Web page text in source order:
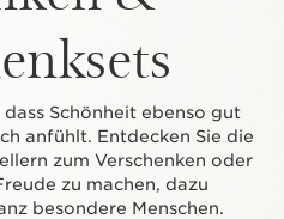
Schönheit ebenso gut
anfühlt. Entdecken Sie die
zum Verschenken oder
zu machen, dazu
besondere Menschen.